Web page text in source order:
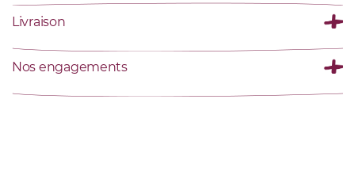
Livraison
Nos engagements